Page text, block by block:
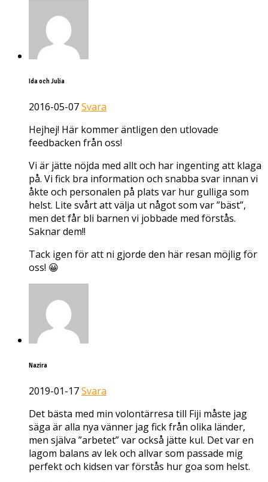
Ida och Julia
2016-05-07Svara
Hejhej! Här kommer äntligen den utlovade
feedbacken från oss!
Vi är jätte nöjda med allt och har ingenting att klaga
på. Vi fick bra information och snabba svar innan vi
åkte och personalen på plats var hur gulliga som
helst. Lite svårt att välja ut något som var ”bäst”,
men det får bli barnen vi jobbade med förstås.
Saknar dem!!
Tack igen för att ni gjorde den här resan möjlig för
oss! 😀
Nazira
2019-01-17Svara
Det bästa med min volontärresa till Fiji måste jag
säga är alla nya vänner jag fick från olika länder,
men själva ”arbetet” var också jätte kul. Det var en
lagom balans av lek och allvar som passade mig
perfekt och kidsen var förstås hur goa som helst.